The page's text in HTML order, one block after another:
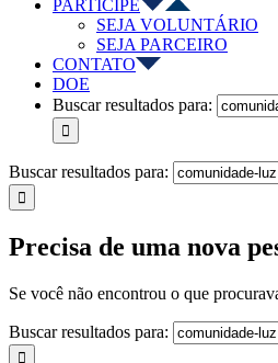
PARTICIPE
SEJA VOLUNTÁRIO
SEJA PARCEIRO
CONTATO
DOE
Buscar resultados para:
Buscar resultados para:
Precisa de uma nova
Se você não encontrou o que
Buscar resultados para: